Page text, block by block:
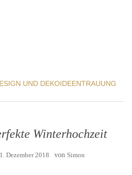
UND DEKOIDEENTRAUUNG
Winterhochzeit
Dezember 2018 von Simon